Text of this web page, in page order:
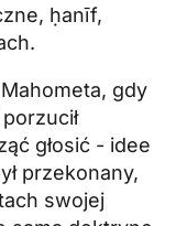
ḥanīf,
gdy
głosić - idee
przekonany,
swojej